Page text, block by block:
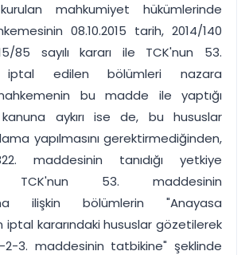
mahkumiyet hükümlerinde
08.10.2015 tarih, 2014/140
85 sayılı kararı ile TCK'nun 53.
iptal edilen bölümleri nazara
bu madde ile yaptığı
aykırı ise de, bu hususlar
yapılmasını gerektirmediğinden,
maddesinin tanıdığı yetkiye
TCK'nun 53. maddesinin
ilişkin bölümlerin "Anayasa
iptal kararındaki hususlar gözetilerek
2-3. maddesinin tatbikine" şeklinde